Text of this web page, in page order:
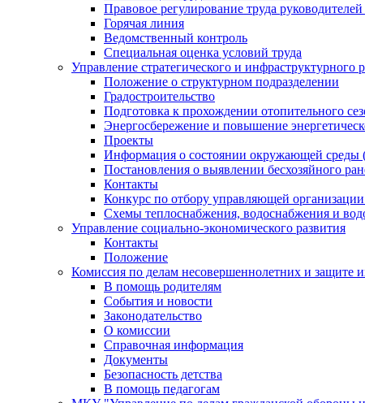
Правовое регулирование труда
Горячая линия
Ведомственный контроль
Специальная оценка условий труда
Управление стратегического и инфраструктурного
Положение о структурном подразделении
Градостроительство
Подготовка к прохождении отопительного
Энергосбережение и повышение
Проекты
Информация о состоянии окружающей среды
Постановления о выявлении бесхозяйного
Контакты
Конкурс по отбору управляющей
Схемы теплоснабжения, водоснабжения и
Управление социально-экономического развития
Контакты
Положение
Комиссия по делам несовершеннолетних и защите
В помощь родителям
События и новости
Законодательство
О комиссии
Справочная информация
Документы
Безопасность детства
В помощь педагогам